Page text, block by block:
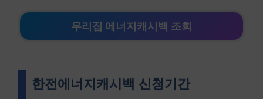
우리집 에너지캐시백 조회
한전에너지캐시백 신청기간